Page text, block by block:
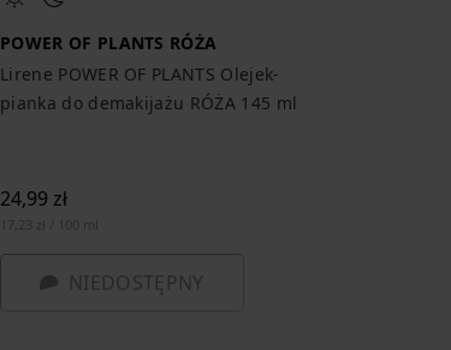
POWER OF PLANTS RÓŻA
Lirene POWER OF PLANTS Olejek-
pianka do demakijażu RÓŻA 145 ml
24,99 zł
17,23 zł / 100 ml
NIEDOSTĘPNY